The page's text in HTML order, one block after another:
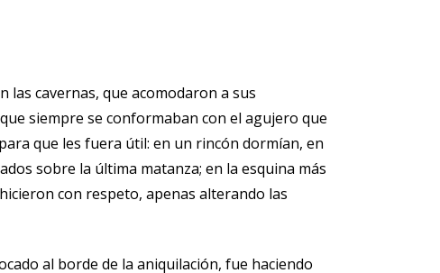
las cavernas, que acomodaron a sus
siempre se conformaban con el agujero que
que les fuera útil: en un rincón dormían, en
sobre la última matanza; en la esquina más
con respeto, apenas alterando las
al borde de la aniquilación, fue haciendo